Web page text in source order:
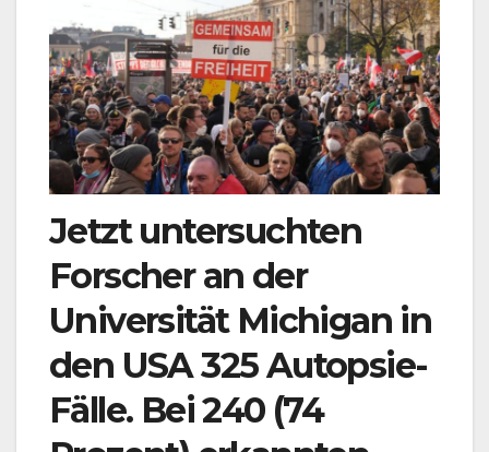
Jetzt untersuchten
Forscher an der
Universität Michigan in
den USA 325 Autopsie-
Fälle. Bei 240 (74